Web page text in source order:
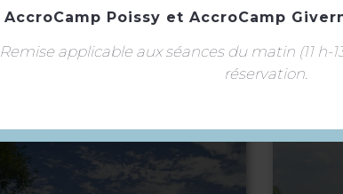
À voir
AccroCamp Poissy et AccroCamp
Remise applicable aux séances du matin (11 h-
réservation.